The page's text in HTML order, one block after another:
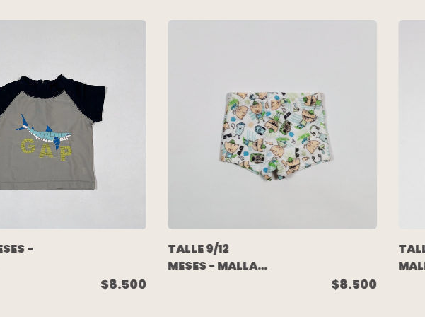
-
$8.500
TALLE 9/12
MESES - MALLA
$8.500